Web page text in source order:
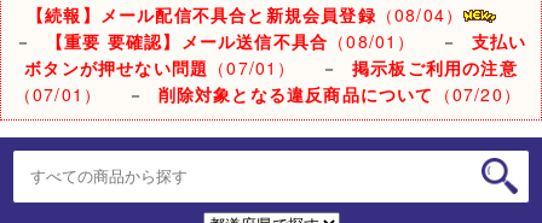
【続報】メール配信不具合と新規会員登録 （08/04）
－
【重要 要確認】メール送信不具合 （08/01） － 支払い
ボタンが押せない問題 （07/01） － 掲示板ご利用の注意
（07/01）
－ 削除対象となる違反商品について （07/20）